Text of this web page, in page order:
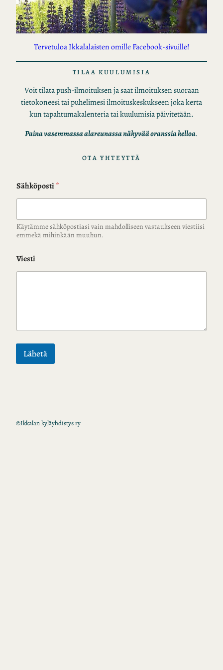
Tervetuloa Ikkalalaisten omille Facebook-sivuille!
TILAA KUULUMISIA
Voit tilata push-ilmoituksen ja saat ilmoituksen suoraan
tietokoneesi tai puhelimesi ilmoituskeskukseen joka kerta
kun tapahtumakalenteria tai kuulumisia päivitetään.
Paina vasemmassa alareunassa näkyvää oranssia kelloa.
OTA YHTEYTTÄ
Sähköposti*
Käytämme sähköpostiasi vain mahdolliseen vastaukseen viestiisi
emmekä mihinkään muuhun.
Viesti
Lähetä
©Ikkalan kyläyhdistys ry